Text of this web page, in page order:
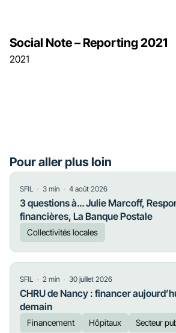
2021
Social Note – Reporting 2021
Pour aller plus loin
SFIL ・ 3 min ・ 4 août 2026
3 questions à… Julie Marcoff,
financières, La Banque Postale
Collectivités locales
SFIL ・ 2 min ・ 30 juillet 2026
CHRU de Nancy : financer
demain
Financement Hôpitaux Secteur